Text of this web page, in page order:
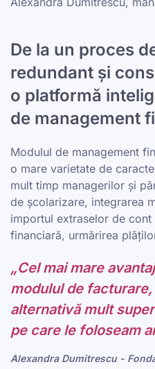
De la un proces
redundant și
o platformă
de management
Modulul de management
o mare varietate de
mult timp managerilor și
de școlarizare, integrarea
importul extraselor de
financiară, urmărirea
„Cel mai mare
modulul de
alternativă mult
pe care le foloseam
Alexandra Dumitrescu -